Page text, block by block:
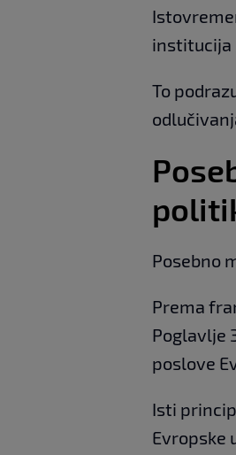
institucija
To
Posebno
Prema
Poglavlje
poslove
Isti
Evropske